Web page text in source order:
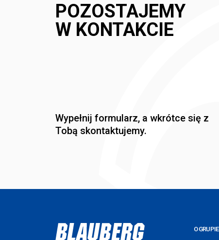
POZOSTAJEMY
W KONTAKCIE
Wypełnij formularz, a wkrótce się z
Tobą skontaktujemy.
O GRUPIE